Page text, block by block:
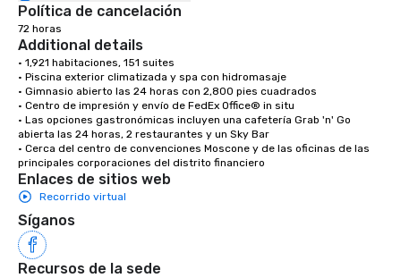
Política de cancelación
72 horas
Additional details
• 1,921 habitaciones, 151 suites
• Piscina exterior climatizada y spa con hidromasaje
• Gimnasio abierto las 24 horas con 2,800 pies cuadrados
• Centro de impresión y envío de FedEx Office® in situ
• Las opciones gastronómicas incluyen una cafetería Grab 'n' Go
abierta las 24 horas, 2 restaurantes y un Sky Bar
• Cerca del centro de convenciones Moscone y de las oficinas de las
principales corporaciones del distrito financiero
Enlaces de sitios web
Recorrido virtual
Síganos
Recursos de la sede